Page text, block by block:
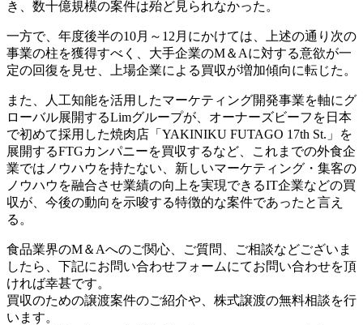
き、数十億規模の案件は殆ど見られなかった。
一方で、年度後半の10月～12月にかけては、上述の通り次の
事業の柱を獲得すべく、大手企業のM＆Aに対する意欲が一
定の回復を見せ、上場企業による買収が増加傾向に転じた。
また、人工知能を活用したマーケティング開発事業を軸にグ
ローバル展開するLimグループが、オーナーズビーフを日本
で初めて採用した焼肉店「YAKINIKU FUTAGO 17th St.」を
展開するFTGカンパニーを買収するなど、これまでの外食企
業ではノウハウを持たない、新しいマーケティング・集客の
ノウハウを融合させ業績の向上を実現できるIT企業などの買
収が、今後の動向を示唆する特徴的な案件であったと言え
る。
食品業界のM＆Aへのご関心、ご質問、ご相談などございま
したら、下記にお問い合わせフォームにてお問い合わせを頂
ければ幸甚です。
買収のための譲渡案件のご紹介や、株式譲渡の無料相談を行
います。